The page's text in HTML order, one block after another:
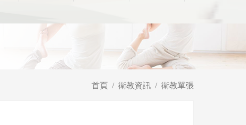
首頁 衛教資訊 衛教單張